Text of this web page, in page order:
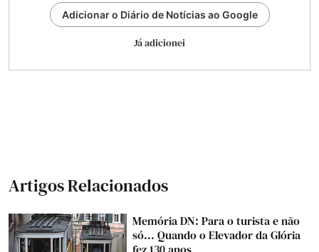
Adicionar o Diário de Notícias ao Google
Já adicionei
Artigos Relacionados
Memória DN: Para o turista e não
só... Quando o Elevador da Glória